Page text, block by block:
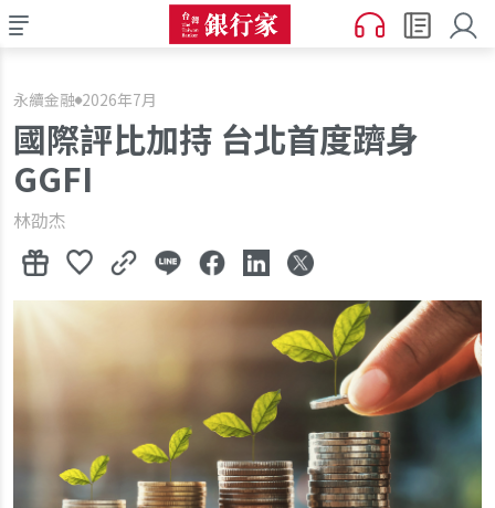
永續金融 2026年7月
國際評比加持 台北首度躋身
GGFI
林劭杰